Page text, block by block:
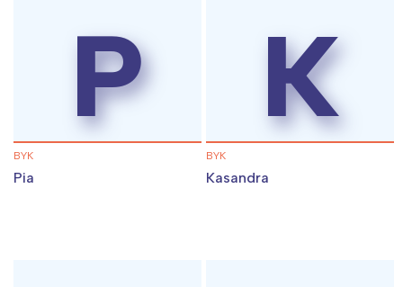
P
BYK
Pia
K
BYK
Kasandra